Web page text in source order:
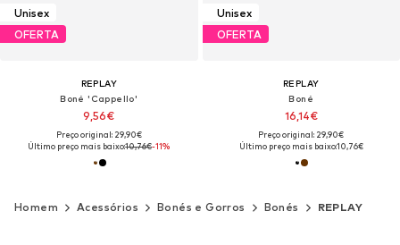
Unisex
OFERTA
REPLAY
Boné 'Cappello'
9,56€
Preço original: 29,90€
Último preço mais baixo:10,76€-11%
Unisex
OFERTA
REPLAY
Boné
16,14€
Preço original: 29,90€
Último preço mais baixo:10,76€
Homem Acessórios Bonés e Gorros Bonés REPLAY